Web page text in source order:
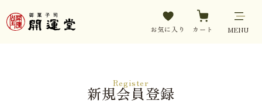
お気に入り カート MENU
Register
新規会員登録